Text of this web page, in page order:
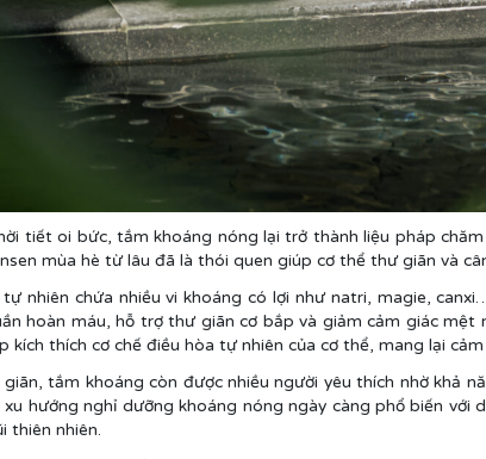
tiết oi bức, tắm khoáng nóng lại trở thành liệu pháp
mùa hè từ lâu đã là thói quen giúp cơ thể thư giãn và
nhiên chứa nhiều vi khoáng có lợi như natri, magie,
hoàn máu, hỗ trợ thư giãn cơ bắp và giảm cảm giác
kích thích cơ chế điều hòa tự nhiên của cơ thể, mang lại
tắm khoáng còn được nhiều người yêu thích nhờ khả
hướng nghỉ dưỡng khoáng nóng ngày càng phổ biến
thiên nhiên.